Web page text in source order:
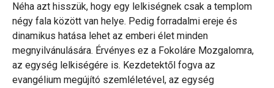
Néha azt hisszük, hogy egy lelkiségnek csak a templom
négy fala között van helye. Pedig forradalmi ereje és
dinamikus hatása lehet az emberi élet minden
megnyilvánulására. Érvényes ez a Fokoláre Mozgalomra,
az egység lelkiségére is. Kezdetektől fogva az
evangélium megújító szemléletével, az egység